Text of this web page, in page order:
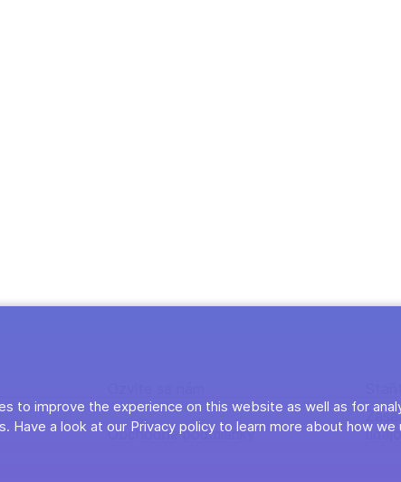
Obchodné podmienky
to improve the experience on this website as well as for
Have a look at our Privacy policy to learn more about how we